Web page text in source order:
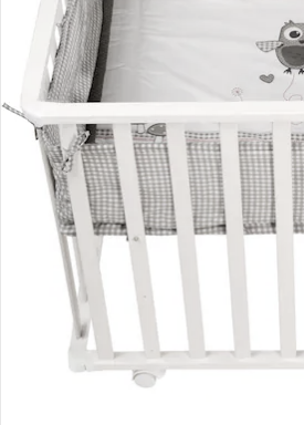
Retoure & Reklamation
Gutscheine & Aktionen
Kontakt & Service
Filialen & Beratung
Unternehmen